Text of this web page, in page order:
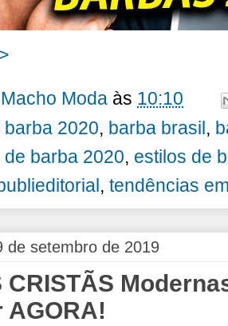
Macho Moda às 10:10
barba 2020, barba brasil,
de barba 2020, estilos de
, tendências
de setembro de 2019
CRISTÃS